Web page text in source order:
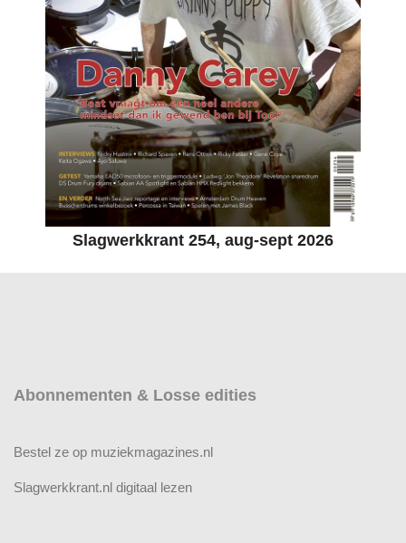
Slagwerkkrant 254, aug-sept 2026
Abonnementen & Losse edities
Bestel ze op muziekmagazines.nl
Slagwerkkrant.nl digitaal lezen